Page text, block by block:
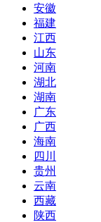
安徽
福建
江西
山东
河南
湖北
湖南
广东
广西
海南
四川
贵州
云南
西藏
陕西